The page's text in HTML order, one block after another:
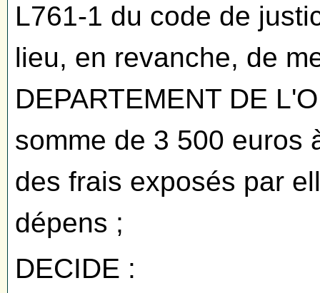
L761-1 du code de
lieu, en revanche, de
DEPARTEMENT DE
somme de 3 500 euros
des frais exposés par
dépens ;
DECIDE :